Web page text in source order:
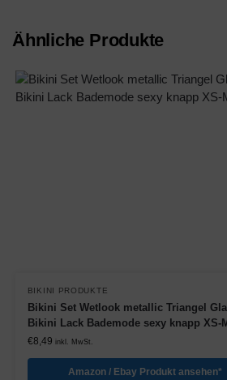
Ähnliche Produkte
BIKINI PRODUKTE
Bikini Set Wetlook metallic Triangel
Bikini Lack Bademode sexy knapp XS-M
€8,49 inkl. MwSt.
Amazon / Ebay Produkt ansehen*